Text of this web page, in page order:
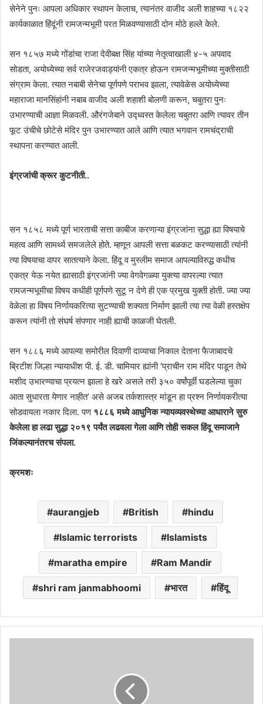
सेनेने पुनः आपला अधिकार स्थापन केलाच, त्यानंतर वाजीद अली शाहच्या १८२२
कार्यकाळात हिंदूंनी रामजन्मभूमी परत मिळवण्यासाठी दोन मोठे हल्ले केले.
सन १८५७ मध्ये गोंडांचा राजा देवीबक्ष सिंह यांच्या नेतृत्वाखाली ४-५ अपवाद
सोडता, अयोध्येच्या सर्व राजेरजवाड्यांनी एकत्र होऊन रामजन्मभूमीच्या मुक्तीसाठी
संग्राम केला. त्यात नबाबी सेनेचा पूर्णपणे पराभव झाला, त्यावेळेस अयोध्येच्या
महाराजा मानसिंहांनी नबाब वाजीद अली शहाशी बोलणी करून, चबुतरा पुनः
उभारण्याची आज्ञा मिळवली. औरंगजेबाने उद्ध्वस्त केलेला चबुतरा आणि त्यावर तीन
फूट उंचीचे छोटेसे मंदिर पुन उभारण्यात आले आणि त्यात भगवान रामचंद्राची
स्थापना करण्यात आली.
इंग्रजांची क्रूर कुटनीती..
सन १८५८ मध्ये पूर्ण भारताची सत्ता काबीज करणाऱ्या इंग्रजांना सुद्धा ह्या विषयाचे
महत्व आणि सामर्थ्य समजलेले होते. म्हणून आपली सत्ता बळकट करण्यासाठी त्यांनी
त्या विषयाचा वापर सातत्याने केला. हिंदू व मुस्लीम समाज आपल्याविरुद्ध कधीच
एकत्र येऊ नयेत ह्यासाठी इंग्रजांनी ज्या वेगवेगळ्या युक्त्या वापरल्या त्यात
रामजन्मभूमीचा विषय कधीही पूर्णपणे सुटू न देणे ही एक प्रमुख युक्ती होती. ज्या ज्या
वेळेला हा विषय निर्णायकरित्या सुटण्याची शक्यता निर्माण झाली त्या त्या वेळी हस्तक्षेप
करून त्यांनी तो संघर्ष संपणार नाही ह्याची काळजी घेतली.
सन १८८६ मध्ये आपल्या समोरील दिवाणी दाव्याचा निकाल देताना फैजाबादचे
ब्रिटीश जिल्हा न्यायाधीश पी. ई. डी. चामियार ह्यांनी ‘प्राचीन राम मंदिर पाडून तेथे
मशीद उभारण्याचा प्रयत्न झाला हे खरे असले तरी ३५० वर्षांपूर्वी घडलेल्या चुका
आता सुधारता येणार नाहीत’ असे अजब तर्कशास्त्र मांडून हा प्रश्न निर्णायकरीत्या
सोडवायला नकार दिला. पण१८८६ मध्ये आधुनिक न्यायव्यवस्थेच्या आधाराने सुरु
केलेला हा लढा सुद्धा २०१९ पर्यंत लढवला गेला आणि तोही सकल हिंदू समाजाने
जिंकल्यानंतरच संपला.
क्रमशः
aurangjeb British hindu
Islamic terrorists Islamists
maratha empire Ram Mandir
shri ram janmabhoomi भारत हिंदू